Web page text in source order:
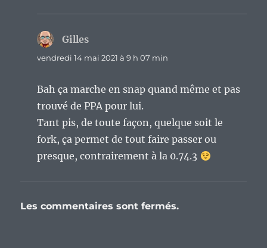
Gilles
vendredi 14 mai 2021 à 9 h 07 min
Bah ça marche en snap quand même et pas
trouvé de PPA pour lui.
Tant pis, de toute façon, quelque soit le
fork, ça permet de tout faire passer ou
presque, contrairement à la 0.74.3
Les commentaires sont fermés.